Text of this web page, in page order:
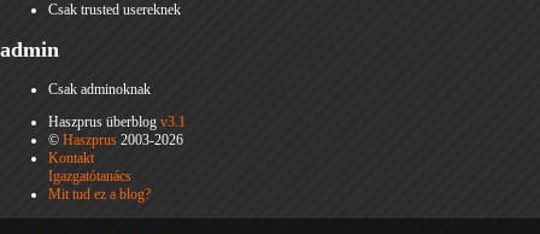
Csak trusted usereknek
admin
Csak adminoknak
Haszprus überblog v3.1
© Haszprus 2003-2026
Kontakt
Igazgatótanács
Mit tud ez a blog?